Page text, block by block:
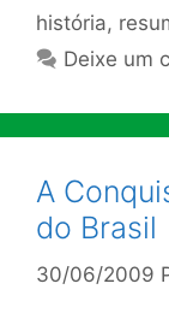
história,
Deixe um
A
do Brasil
30/06/2009